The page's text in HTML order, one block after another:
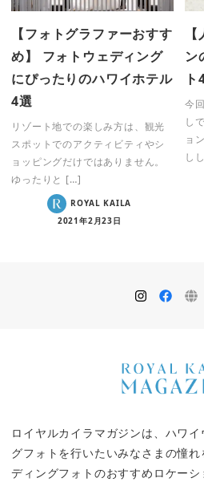
【フォトグラファーおすす
め】 フォトウェディング
にぴったりのハワイホテル
4選
リゾート地での楽しみ方は、観光
スポットでのアクティビティやシ
ョッピングだけではありません。
ゆったりと […]
ROYAL KAILA
2021年2月23日
ン
今
し
ョ
し
ロイヤルカイラマガジンは、ハワ
グフォトを行いたいみなさまの憧
ディングフォトのおすすめロケー